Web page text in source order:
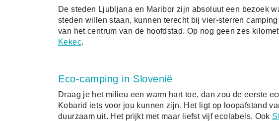
De steden Ljubljana en Maribor zijn absoluut een bezoek
steden willen staan, kunnen terecht bij vier-sterren camping
van het centrum van de hoofdstad. Op nog geen zes
Kekec.
Eco-camping in Slovenië
Draag je het milieu een warm hart toe, dan zou de eerste
Kobarid iets voor jou kunnen zijn. Het ligt op loopafstand
duurzaam uit. Het prijkt met maar liefst vijf ecolabels. Ook